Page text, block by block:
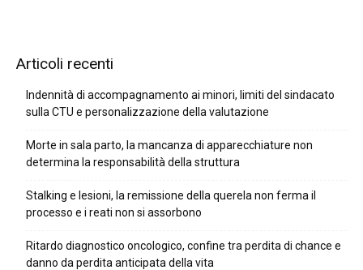
Articoli recenti
Indennità di accompagnamento ai minori, limiti del sindacato
sulla CTU e personalizzazione della valutazione
Morte in sala parto, la mancanza di apparecchiature non
determina la responsabilità della struttura
Stalking e lesioni, la remissione della querela non ferma il
processo e i reati non si assorbono
Ritardo diagnostico oncologico, confine tra perdita di chance e
danno da perdita anticipata della vita